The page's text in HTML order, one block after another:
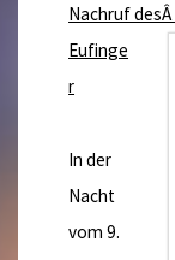
Nachruf desÂ
Eufinge
r
In der
Nacht
vom 9.